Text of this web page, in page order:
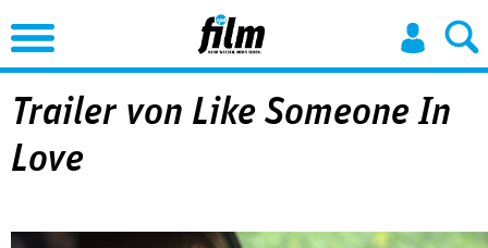
Jump to Navigation
Trailer von Like Someone In
Love